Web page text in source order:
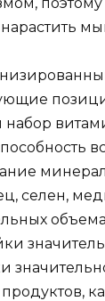
селен,